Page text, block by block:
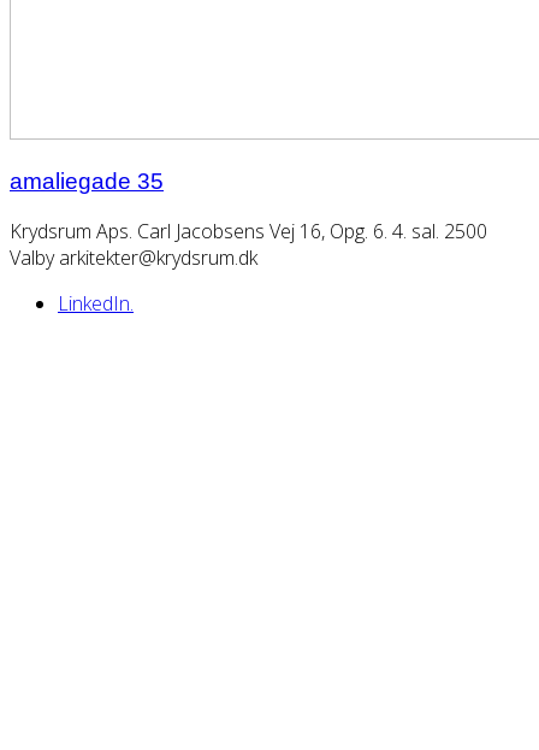
amaliegade 35
Krydsrum Aps. Carl Jacobsens Vej 16, Opg. 6. 4. sal. 2500
Valby arkitekter@krydsrum.dk
LinkedIn.